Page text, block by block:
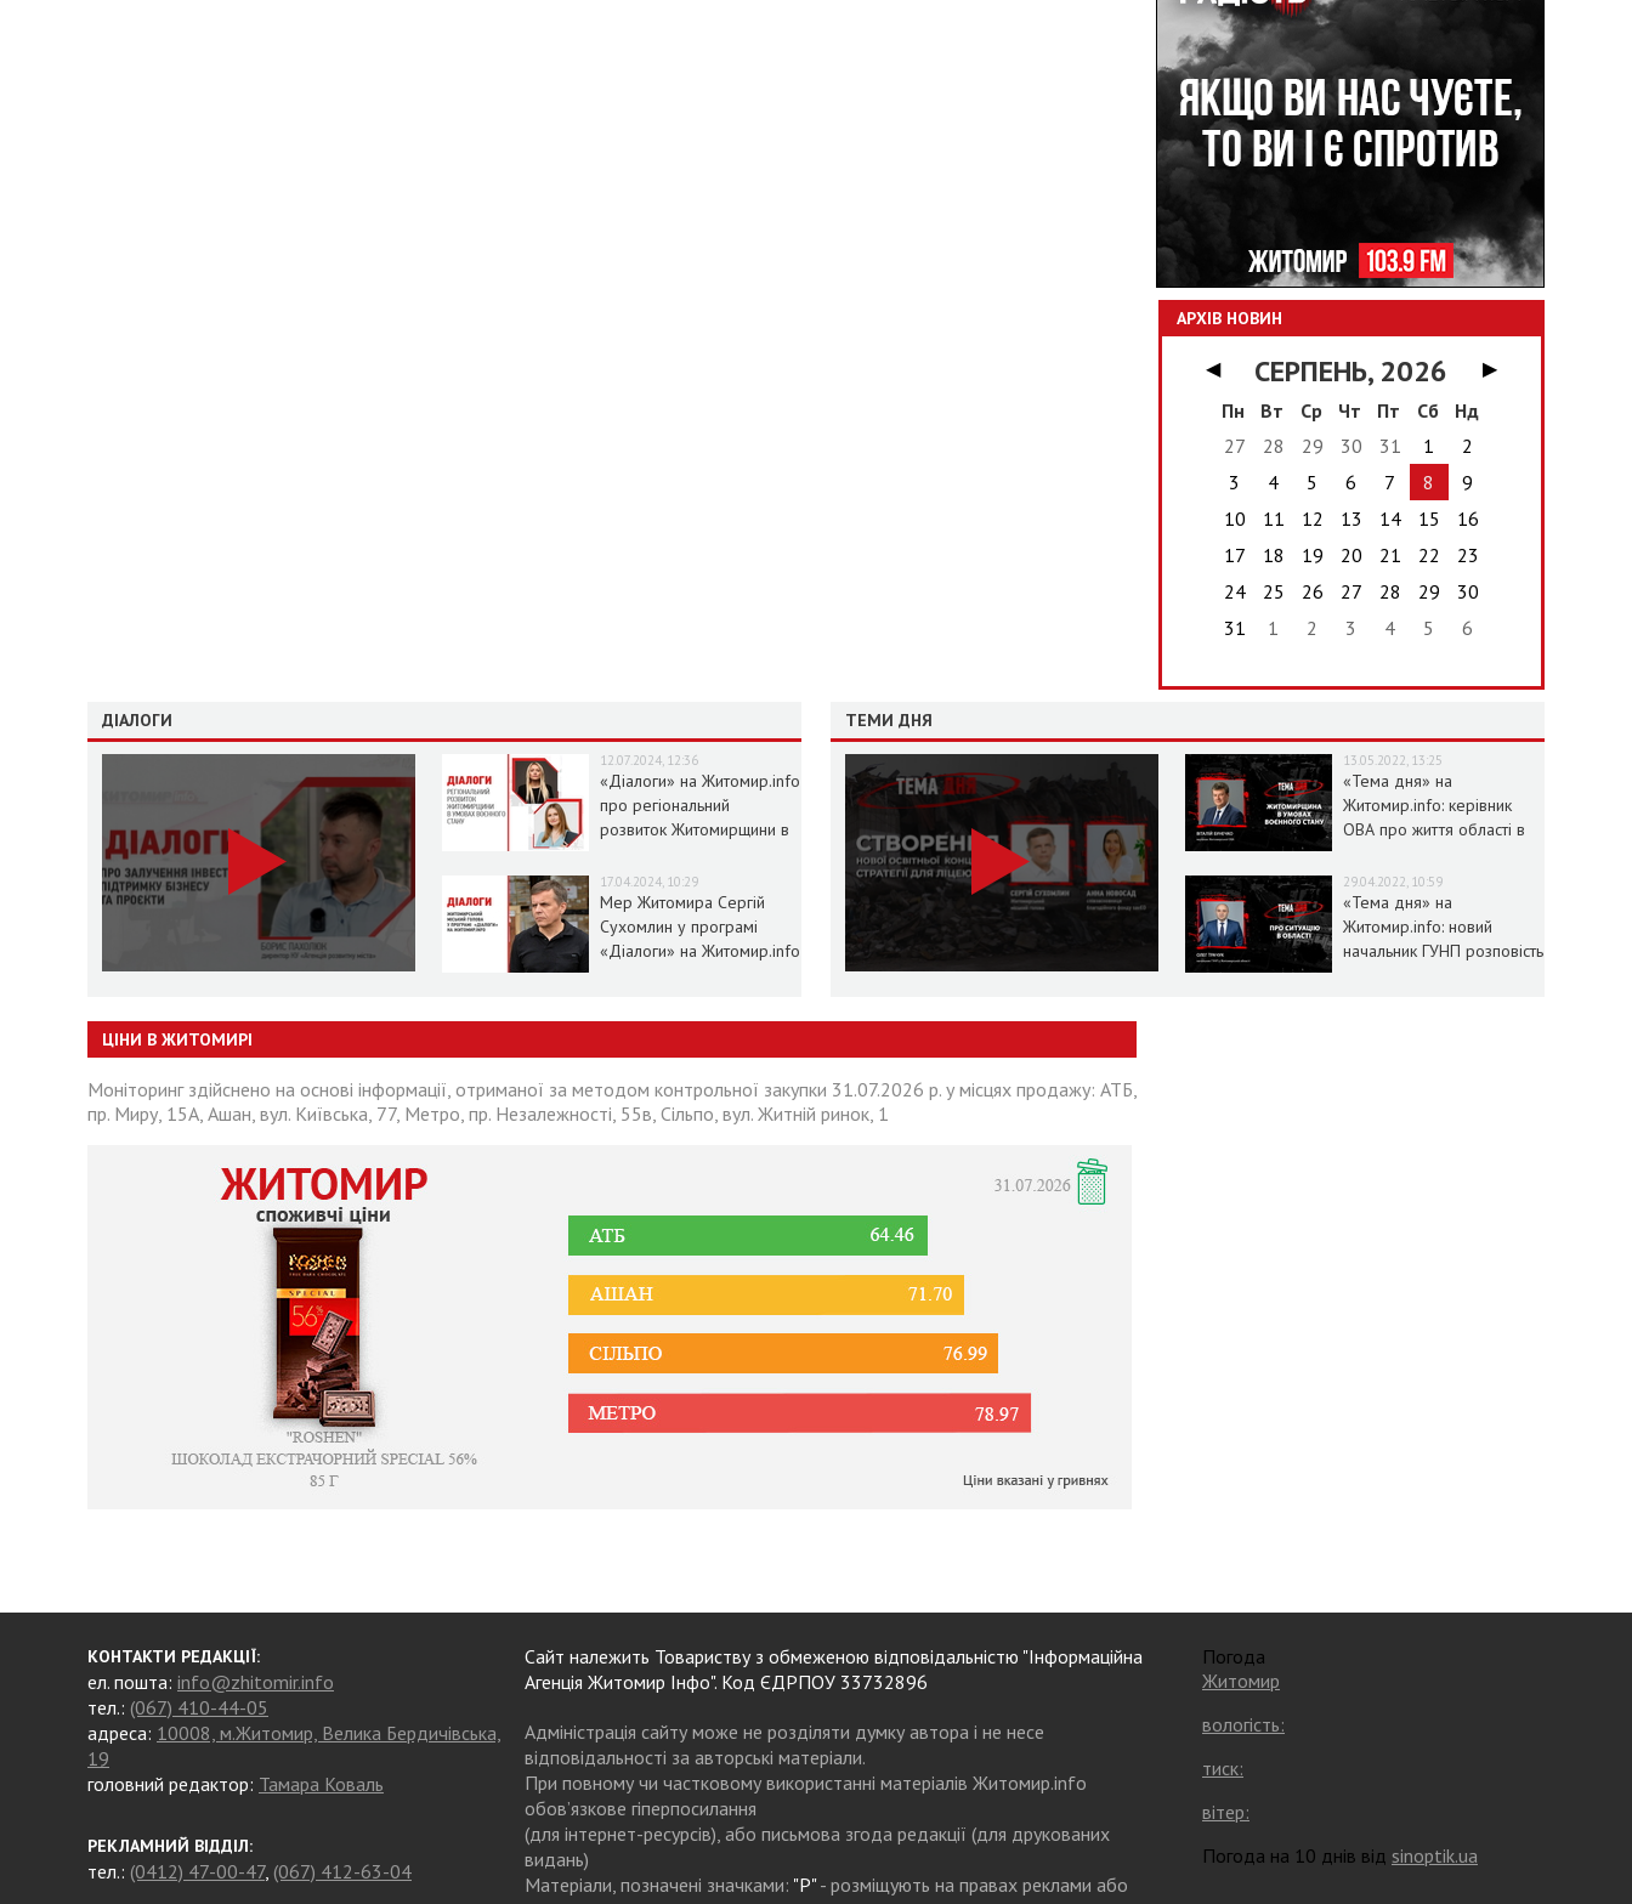
АРХІВ НОВИН
◀ СЕРПЕНЬ, 2026
▶
Пн
Вт Ср Чт Пт Сб
Нд
27
28 29 30 31 1
2
3
4 5 6 7 8
9
10
11 12 13 14 15
16
17
18 19 20 21 22
23
24
25 26 27 28 29
30
31
1 2 3 4 5 6
ДІАЛОГИ
12.07.2024, 12:36
«Діалоги» на Житомир.info
про регіональний
розвиток Житомирщини в
17.04.2024, 10:29
Мер Житомира Сергій
Сухомлин у програмі
«Діалоги» на Житомир.info
ТЕМИ ДНЯ
13.05.2022, 13:25
«Тема дня» на
Житомир.info: керівник
ОВА про життя області в
29.04.2022, 10:59
«Тема дня» на
Житомир.info: новий
начальник ГУНП розповість
ЦІНИ В ЖИТОМИРІ
Моніторинг здійснено на основі інформації, отриманої за методом контрольної закупки 31.07.2026 р. у місцях продажу: АТБ,
пр. Миру, 15А, Ашан, вул. Київська, 77, Метро, пр. Незалежності, 55в, Сільпо, вул. Житній ринок, 1
КОНТАКТИ РЕДАКЦІЇ:
ел. пошта: info@zhitomir.info
тел.: (067) 410-44-05
адреса: 10008, м.Житомир, Велика Бердичівська,
19
головний редактор: Тамара Коваль
РЕКЛАМНИЙ ВІДДІЛ:
тел.: (0412) 47-00-47, (067) 412-63-04
Сайт належить Товариству з обмеженою відповідальністю "Інформаційна
Агенція Житомир Інфо". Код ЄДРПОУ 33732896
Адміністрація сайту може не розділяти думку автора і не несе
відповідальності за авторські матеріали.
При повному чи частковому використанні матеріалів Житомир.info
обов’язкове гіперпосилання
(для інтернет-ресурсів), або письмова згода редакції (для друкованих
видань)
Матеріали, позначені значками: "Р"- розміщують на правах реклами або
Погода
Житомир
вологість:
тиск:
вітер:
Погода на 10 днів від sinoptik.ua